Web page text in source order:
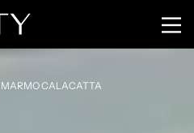
MARMO CALACATTA